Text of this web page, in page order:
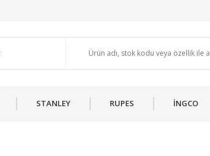
STANLEY RUPES İNGCO